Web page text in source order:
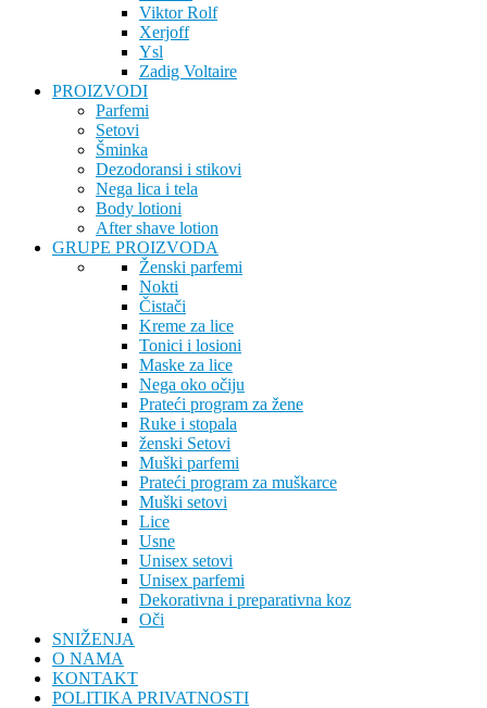
Viktor Rolf
Xerjoff
Ysl
Zadig Voltaire
PROIZVODI
Parfemi
Setovi
Šminka
Dezodoransi i stikovi
Nega lica i tela
Body lotioni
After shave lotion
GRUPE PROIZVODA
Ženski parfemi
Nokti
Čistači
Kreme za lice
Tonici i losioni
Maske za lice
Nega oko očiju
Prateći program za žene
Ruke i stopala
ženski Setovi
Muški parfemi
Prateći program za muškarce
Muški setovi
Lice
Usne
Unisex setovi
Unisex parfemi
Dekorativna i preparativna koz
Oči
SNIŽENJA
O NAMA
KONTAKT
POLITIKA PRIVATNOSTI